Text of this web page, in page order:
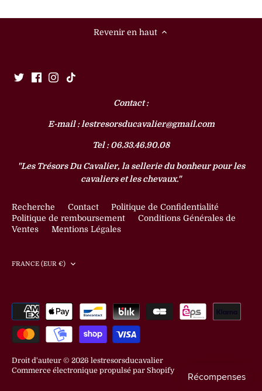
Revenir en haut
Contact :
E-mail : lestresorsducavalier@gmail.com
Tel : 06.33.46.90.08
"Les Trésors Du Cavalier, la sellerie du bonheur pour les
cavaliers et les chevaux."
Recherche Contact
Politique de Confidentialité
Politique de remboursement
Conditions Générales de
Ventes
Mentions Légales
Devise
FRANCE (EUR €)
Droit d'auteur © 2026 lestresorsducavalier
Commerce électronique propulsé par Shopify